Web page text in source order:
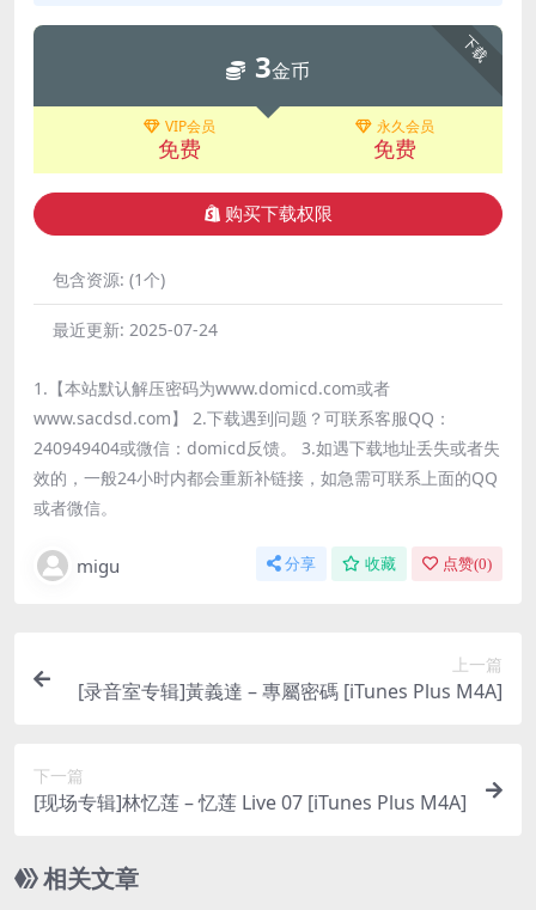
下载
3金币
VIP会员
免费
永久会员
免费
购买下载权限
包含资源: (1个)
最近更新: 2025-07-24
1.【本站默认解压密码为www.domicd.com或者
www.sacdsd.com】 2.下载遇到问题？可联系客服QQ：
240949404或微信：domicd反馈。 3.如遇下载地址丢失或者失
效的，一般24小时内都会重新补链接，如急需可联系上面的QQ
或者微信。
migu 分享 收藏 点赞(0)
上一篇
[录音室专辑]黃義達 – 專屬密碼 [iTunes Plus M4A]
下一篇
[现场专辑]林忆莲 – 忆莲 Live 07 [iTunes Plus M4A]
相关文章